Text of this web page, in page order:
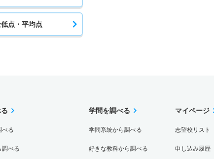
8人 －
点・平均点
べる
調べる
学問を調べる
学問系統から調べる
好きな教科から調べる
マイページ
志望校リスト
申し込み履歴